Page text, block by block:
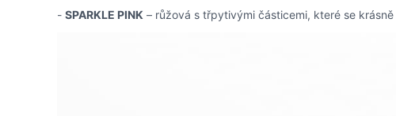
- SPARKLE PINK – růžová s třpytivými částicemi, které se